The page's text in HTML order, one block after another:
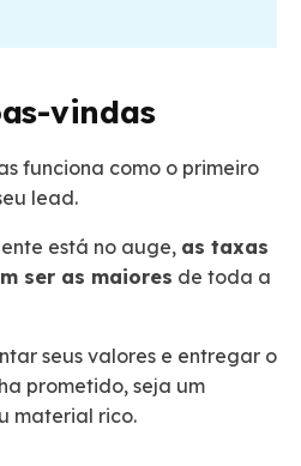
vindas
funciona como o primeiro
lead.
está no auge, as taxas
ser as maiores de toda a
seus valores e entregar o
prometido, seja um
material rico.